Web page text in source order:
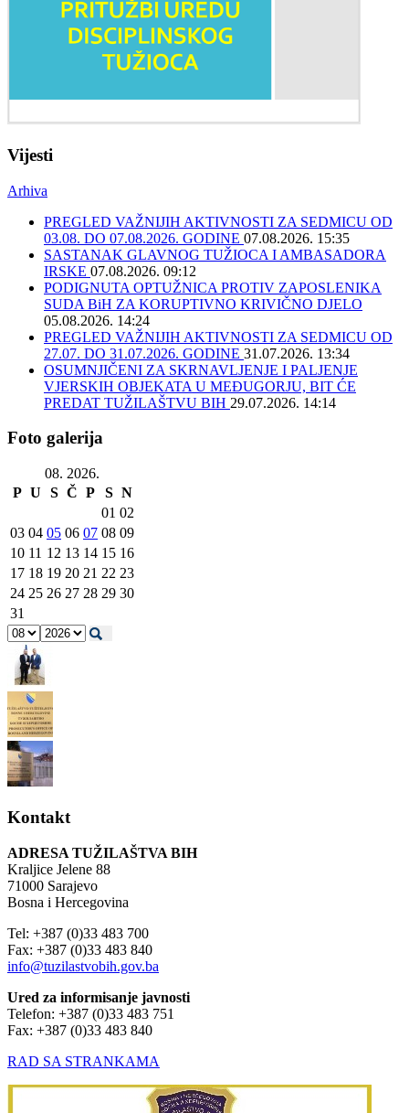
Vijesti
Arhiva
PREGLED VAŽNIJIH AKTIVNOSTI ZA SEDMICU OD
03.08. DO 07.08.2026. GODINE 07.08.2026. 15:35
SASTANAK GLAVNOG TUŽIOCA I AMBASADORA
IRSKE 07.08.2026. 09:12
PODIGNUTA OPTUŽNICA PROTIV ZAPOSLENIKA
SUDA BiH ZA KORUPTIVNO KRIVIČNO DJELO
05.08.2026. 14:24
PREGLED VAŽNIJIH AKTIVNOSTI ZA SEDMICU OD
27.07. DO 31.07.2026. GODINE 31.07.2026. 13:34
OSUMNJIČENI ZA SKRNAVLJENJE I PALJENJE
VJERSKIH OBJEKATA U MEĐUGORJU, BIT ĆE
PREDAT TUŽILAŠTVU BIH 29.07.2026. 14:14
Foto galerija
08. 2026.
P U S Č P S N
01 02
03 04 05 06 07 08 09
10 11 12 13 14 15 16
17 18 19 20 21 22 23
24 25 26 27 28 29 30
31
Kontakt
ADRESA TUŽILAŠTVA BIH
Kraljice Jelene 88
71000 Sarajevo
Bosna i Hercegovina
Tel: +387 (0)33 483 700
Fax: +387 (0)33 483 840
info@tuzilastvobih.gov.ba
Ured za informisanje javnosti
Telefon: +387 (0)33 483 751
Fax: +387 (0)33 483 840
RAD SA STRANKAMA